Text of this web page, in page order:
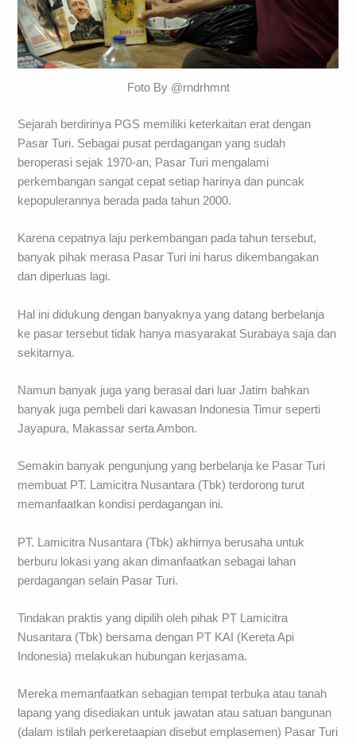
Foto By @rndrhmnt
Sejarah berdirinya PGS memiliki keterkaitan erat dengan
Pasar Turi. Sebagai pusat perdagangan yang sudah
beroperasi sejak 1970-an, Pasar Turi mengalami
perkembangan sangat cepat setiap harinya dan puncak
kepopulerannya berada pada tahun 2000.
Karena cepatnya laju perkembangan pada tahun tersebut,
banyak pihak merasa Pasar Turi ini harus dikembangakan
dan diperluas lagi.
Hal ini didukung dengan banyaknya yang datang berbelanja
ke pasar tersebut tidak hanya masyarakat Surabaya saja dan
sekitarnya.
Namun banyak juga yang berasal dari luar Jatim bahkan
banyak juga pembeli dari kawasan Indonesia Timur seperti
Jayapura, Makassar serta Ambon.
Semakin banyak pengunjung yang berbelanja ke Pasar Turi
membuat PT. Lamicitra Nusantara (Tbk) terdorong turut
memanfaatkan kondisi perdagangan ini.
PT. Lamicitra Nusantara (Tbk) akhirnya berusaha untuk
berburu lokasi yang akan dimanfaatkan sebagai lahan
perdagangan selain Pasar Turi.
Tindakan praktis yang dipilih oleh pihak PT Lamicitra
Nusantara (Tbk) bersama dengan PT KAI (Kereta Api
Indonesia) melakukan hubungan kerjasama.
Mereka memanfaatkan sebagian tempat terbuka atau tanah
lapang yang disediakan untuk jawatan atau satuan bangunan
(dalam istilah perkeretaapian disebut emplasemen) Pasar Turi